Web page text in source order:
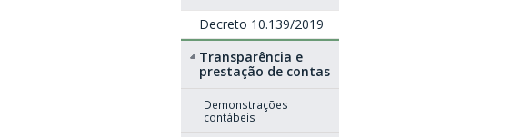
Decreto 10.139/2019
Transparência e
prestação de contas
Demonstrações
contábeis